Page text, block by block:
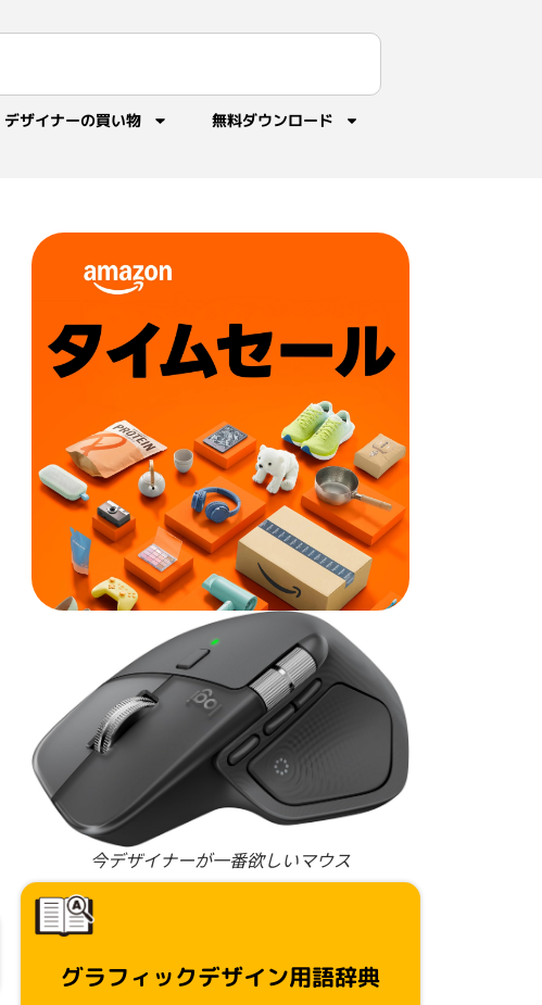
デザイナーの買い物 無料ダウンロード
今デザイナーが一番欲しいマウス
グラフィックデザイン用語辞典